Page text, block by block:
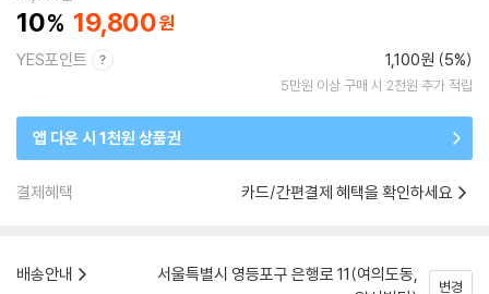
10 19,800
YES포인트 1,100원 (5%)
5만원 이상 구매 시 2천원 추가 적립
앱 다운 시 1천원 상품권
결제혜택 카드/간편결제 혜택을 확인하세요
배송안내
서울특별시 영등포구 은행로 11(여의도동,
변경